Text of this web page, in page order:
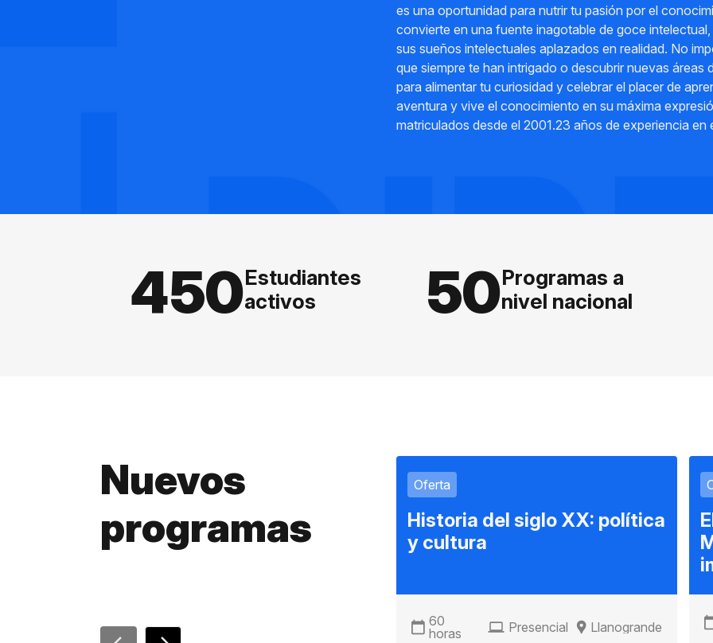
es una oportunidad para nutrir tu pasión por el
convierte en una fuente inagotable de goce
sus sueños intelectuales aplazados en realidad. No
que siempre te han intrigado o descubrir nuevas
para alimentar tu curiosidad y celebrar el placer de
aventura y vive el conocimiento en su máxima
matriculados desde el 2001.23 años de experiencia
450Estudiantes
activos
50Programas a
nivel nacional
Nuevos
programas
Oferta
Historia del siglo XX: política
y cultura
60
horas
Presencial Llanogrande